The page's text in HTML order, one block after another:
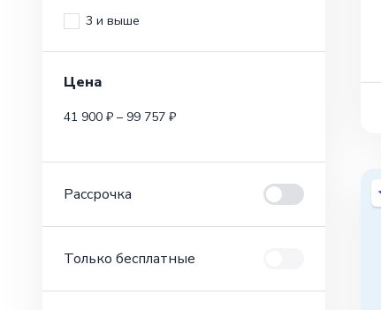
3 и выше
Цена
41 900 ₽ – 99 757 ₽
Рассрочка
Только бесплатные